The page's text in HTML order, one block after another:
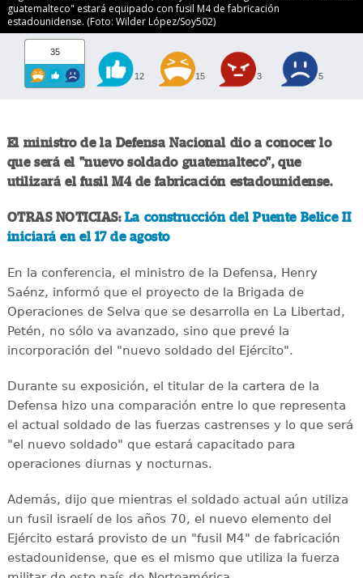
guatemalteco" estará equipado con fusil M4 de fabricación
estadounidense. (Foto: Wilder López/Soy502)
35
12 15 3 5
El ministro de la Defensa Nacional dio a conocer lo
que será el "nuevo soldado guatemalteco", que
utilizará el fusil M4 de fabricación estadounidense.
OTRAS NOTICIAS:La construcción del Puente Belice II
iniciará en el 17 de agosto
En la conferencia, el ministro de la Defensa, Henry
Saénz, informó que el proyecto de la Brigada de
Operaciones de Selva que se desarrolla en La Libertad,
Petén, no sólo va avanzado, sino que prevé la
incorporación del "nuevo soldado del Ejército".
Durante su exposición, el titular de la cartera de la
Defensa hizo una comparación entre lo que representa
el actual soldado de las fuerzas castrenses y lo que será
"el nuevo soldado" que estará capacitado para
operaciones diurnas y nocturnas.
Además, dijo que mientras el soldado actual aún utiliza
un fusil israelí de los años 70, el nuevo elemento del
Ejército estará provisto de un "fusil M4" de fabricación
estadounidense, que es el mismo que utiliza la fuerza